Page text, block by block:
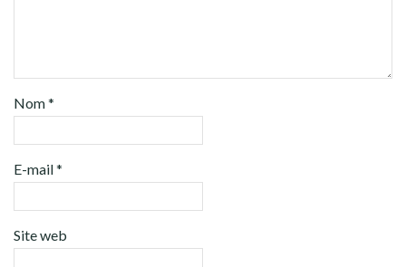
Nom*
E-mail*
Site web